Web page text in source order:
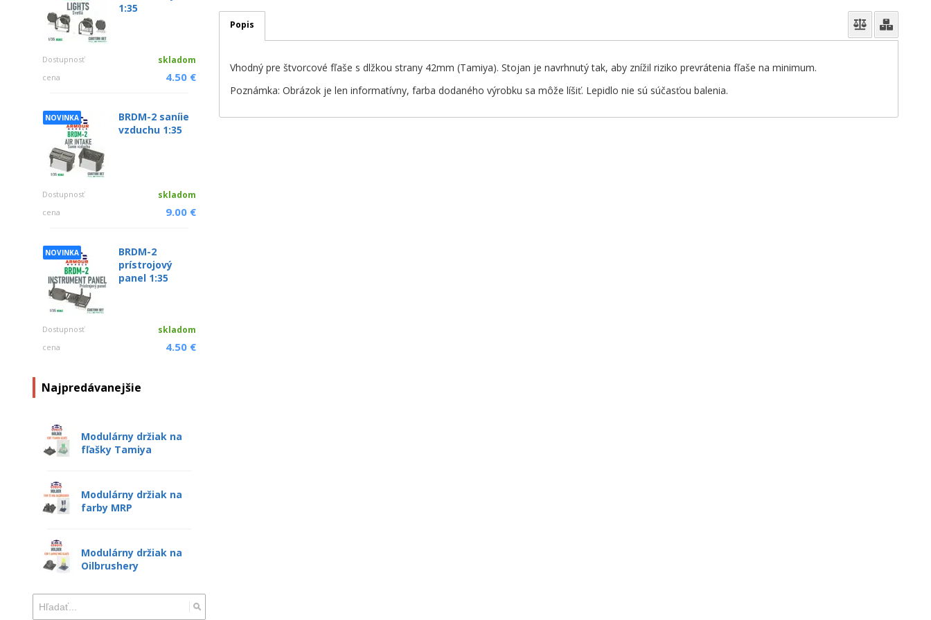
1:35
Dostupnosť skladom
cena 4.50 €
NOVINKA
BRDM-2 saníie
vzduchu 1:35
Dostupnosť skladom
cena 9.00 €
NOVINKA
BRDM-2
prístrojový
panel 1:35
Dostupnosť skladom
cena 4.50 €
Najpredávanejšie
Modulárny držiak na
fľašky Tamiya
Modulárny držiak na
farby MRP
Modulárny držiak na
Oilbrushery
Popis
Vhodný pre štvorcové fľaše s dlžkou strany 42mm (Tamiya). Stojan je navrhnutý tak, aby znížil riziko prevrátenia fľaše na minimum.
Poznámka: Obrázok je len informatívny, farba dodaného výrobku sa môže líšiť. Lepidlo nie sú súčasťou balenia.